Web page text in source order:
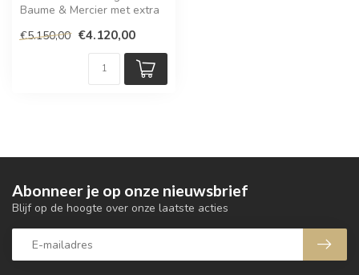
Baume & Mercier met extra
€5.150,00 €4.120,00
Abonneer je op onze nieuwsbrief
Blijf op de hoogte over onze laatste acties